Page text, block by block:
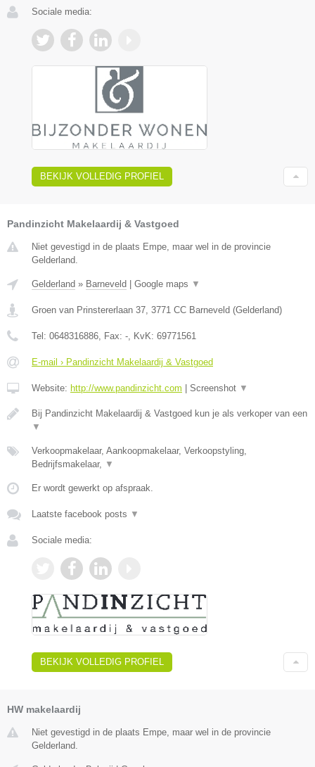
Sociale media:
BEKIJK VOLLEDIG PROFIEL
Pandinzicht Makelaardij & Vastgoed
Niet gevestigd in de plaats Empe, maar wel in de provincie
Gelderland.
Gelderland » Barneveld | Google maps ▼
Groen van Prinstererlaan 37 3771 CC Barneveld (Gelderland)
Tel: 0648316886 , Fax: - , KvK: 69771561
E-mail › Pandinzicht Makelaardij & Vastgoed
Website: http://www.pandinzicht.com | Screenshot ▼
Bij Pandinzicht Makelaardij & Vastgoed kun je als verkoper van een
▼
Verkoopmakelaar, Aankoopmakelaar, Verkoopstyling,
Bedrijfsmakelaar,
▼
Er wordt gewerkt op afspraak.
Laatste facebook posts ▼
Sociale media:
BEKIJK VOLLEDIG PROFIEL
HW makelaardij
Niet gevestigd in de plaats Empe, maar wel in de provincie
Gelderland.